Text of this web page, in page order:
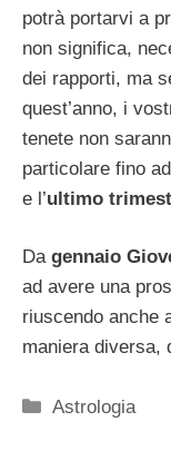
potrà portarvi a
non significa,
dei rapporti, ma
quest’anno, i
tenete non
particolare fino ad
e l’ultimo
Da gennaio
ad avere una
riuscendo anche
maniera diversa,
Categorie
Astrologia